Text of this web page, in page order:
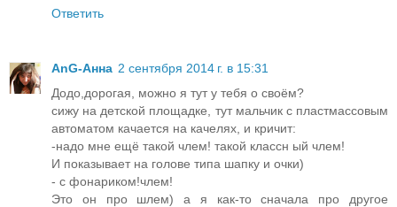
Ответить
AnG-Анна 2 сентября 2014 г. в 15:31
Додо,дорогая, можно я тут у тебя о своём?
сижу на детской площадке, тут мальчик с пластмассовым
автоматом качается на качелях, и кричит:
-надо мне ещё такой члем! такой классн ый члем!
И показывает на голове типа шапку и очки)
- с фонариком!члем!
Это он про шлем) а я как-то сначала про другое